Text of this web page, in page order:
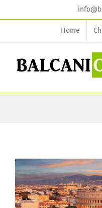
to
Home
View
Larger
Image